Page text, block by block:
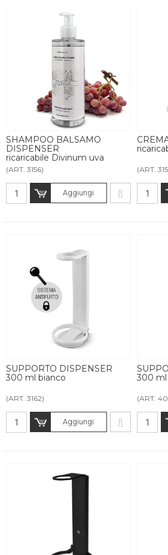
SHAMPOO BALSAMO
DISPENSER
ricaricabile Divinum uva
(ART. 3156)
Aggiungi
(ART.
SUPPORTO DISPENSER
300 ml bianco
(ART. 3162)
Aggiungi
300 ml
(ART.